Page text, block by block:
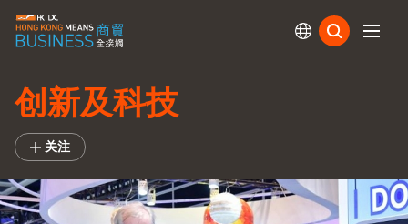
创新及科技
关注